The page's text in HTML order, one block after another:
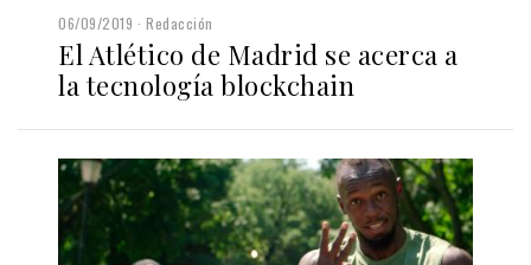
06/09/2019 Redacción
El Atlético de Madrid se acerca a
la tecnología blockchain